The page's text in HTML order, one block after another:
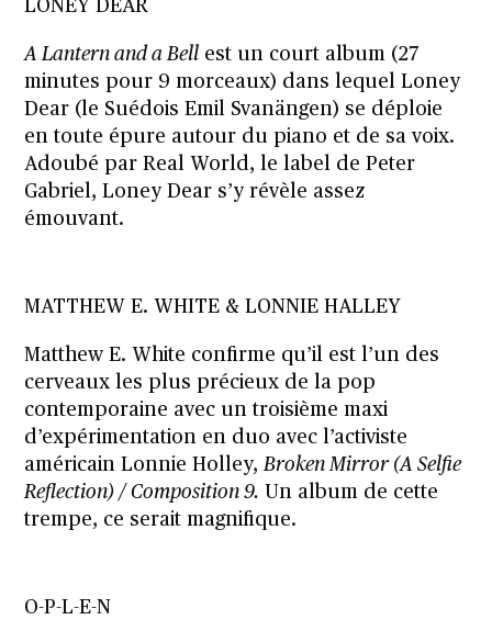
LONEY DEAR
A Lantern and a Bell est un court album (27
minutes pour 9 morceaux) dans lequel Loney
Dear (le Suédois Emil Svanängen) se déploie
en toute épure autour du piano et de sa voix.
Adoubé par Real World, le label de Peter
Gabriel, Loney Dear s’y révèle assez
émouvant.
MATTHEW E. WHITE & LONNIE HALLEY
Matthew E. White confirme qu’il est l’un des
cerveaux les plus précieux de la pop
contemporaine avec un troisième maxi
d’expérimentation en duo avec l’activiste
américain Lonnie Holley,Broken Mirror (A Selfie
Reflection) / Composition 9. Un album de cette
trempe, ce serait magnifique.
O-P-L-E-N